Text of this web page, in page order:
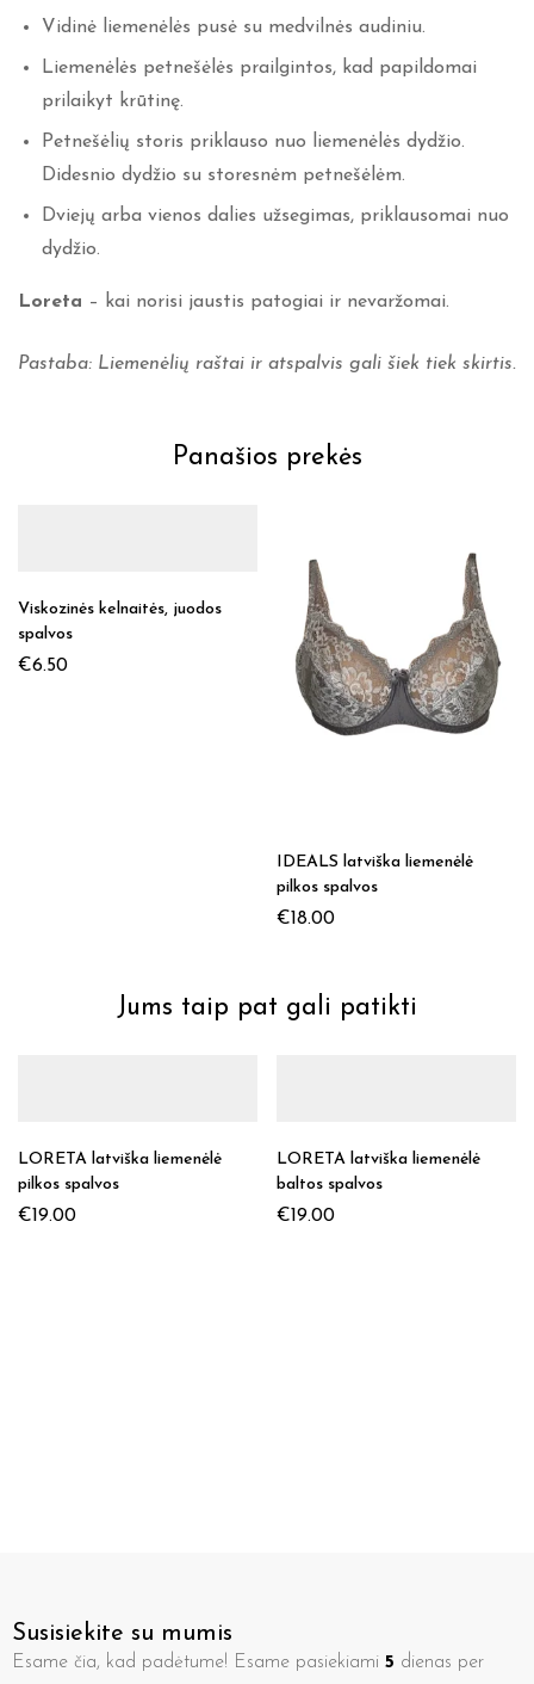
Vidinė liemenėlės pusė su medvilnės audiniu.
Liemenėlės petnešėlės prailgintos, kad papildomai
prilaikyt krūtinę.
Petnešėlių storis priklauso nuo liemenėlės dydžio.
Didesnio dydžio su storesnėm petnešėlėm.
Dviejų arba vienos dalies užsegimas, priklausomai nuo
dydžio.
Loreta – kai norisi jaustis patogiai ir nevaržomai.
Pastaba: Liemenėlių raštai ir atspalvis gali šiek tiek skirtis.
Panašios prekės
Viskozinės kelnaitės, juodos
spalvos
€6.50
IDEALS latviška liemenėlė
pilkos spalvos
€18.00
Jums taip pat gali patikti
LORETA latviška liemenėlė
pilkos spalvos
€19.00
LORETA latviška liemenėlė
baltos spalvos
€19.00
Susisiekite su mumis
Esame čia, kad padėtume! Esame pasiekiami 5 dienas per